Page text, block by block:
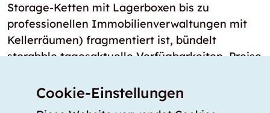
Storage-Ketten mit Lagerboxen bis zu
professionellen Immobilienverwaltungen mit
Kellerräumen) fragmentiert ist, bündelt
storabble tagesaktuelle Verfügbarkeiten, Preise
Gibt es Lagerräume in und um Bundesland
Cookie-Einstellungen